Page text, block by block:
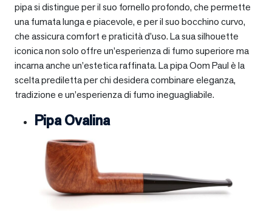
pipa si distingue per il suo fornello profondo, che permette
una fumata lunga e piacevole, e per il suo bocchino curvo,
che assicura comfort e praticità d’uso. La sua silhouette
iconica non solo offre un’esperienza di fumo superiore ma
incarna anche un’estetica raffinata. La pipa Oom Paul è la
scelta prediletta per chi desidera combinare eleganza,
tradizione e un’esperienza di fumo ineguagliabile.
Pipa Ovalina